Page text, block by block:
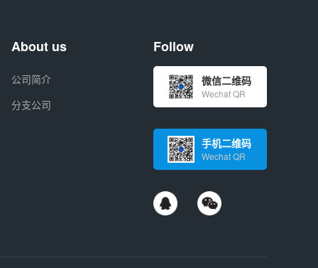
About us
公司简介
分支公司
Follow
微信二维码
Wechat QR
手机二维码
Wechat QR